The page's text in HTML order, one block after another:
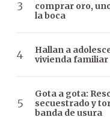
comprar oro,
la boca
Hallan a
vivienda familiar
Gota a gota:
secuestrado y
banda de usura